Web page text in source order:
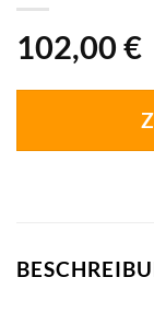
102,00 €